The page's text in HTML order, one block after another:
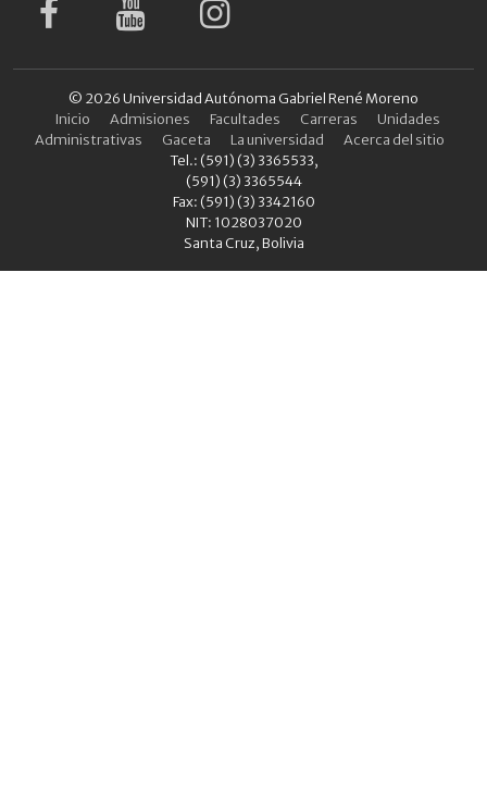
© 2026 Universidad Autónoma Gabriel René Moreno
Inicio
Admisiones Facultades Carreras
Unidades
Administrativas
Gaceta La universidad
Acerca del sitio
Tel.: (591) (3) 3365533,
(591) (3) 3365544
Fax: (591) (3) 3342160
NIT: 1028037020
Santa Cruz, Bolivia